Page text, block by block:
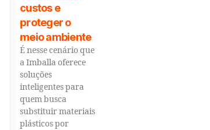
custos e
proteger o
meio ambiente
É nesse cenário que
a Imballa oferece
soluções
inteligentes para
quem busca
substituir materiais
plásticos por